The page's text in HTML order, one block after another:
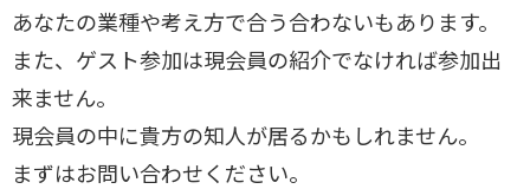
あなたの業種や考え方で合う合わないもあります。
また、ゲスト参加は現会員の紹介でなければ参加出
来ません。
現会員の中に貴方の知人が居るかもしれません。
まずはお問い合わせください。